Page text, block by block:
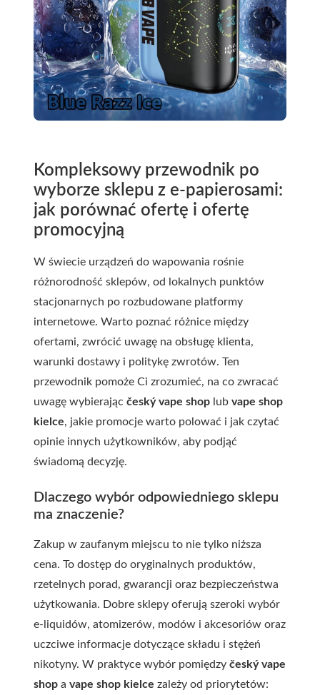
Kompleksowy przewodnik po
wyborze sklepu z e-papierosami:
jak porównać ofertę i ofertę
promocyjną
W świecie urządzeń do wapowania rośnie
różnorodność sklepów, od lokalnych punktów
stacjonarnych po rozbudowane platformy
internetowe. Warto poznać różnice między
ofertami, zwrócić uwagę na obsługę klienta,
warunki dostawy i politykę zwrotów. Ten
przewodnik pomoże Ci zrozumieć, na co zwracać
uwagę wybierając český vape shop lub vape shop
kielce, jakie promocje warto polować i jak czytać
opinie innych użytkowników, aby podjąć
świadomą decyzję.
Dlaczego wybór odpowiedniego sklepu
ma znaczenie?
Zakup w zaufanym miejscu to nie tylko niższa
cena. To dostęp do oryginalnych produktów,
rzetelnych porad, gwarancji oraz bezpieczeństwa
użytkowania. Dobre sklepy oferują szeroki wybór
e-liquidów, atomizerów, modów i akcesoriów oraz
uczciwe informacje dotyczące składu i stężeń
nikotyny. W praktyce wybór pomiędzy český vape
shop a vape shop kielce zależy od priorytetów: